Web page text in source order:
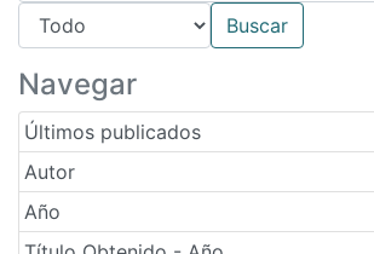
Navegar
Últimos publicados
Autor
Año